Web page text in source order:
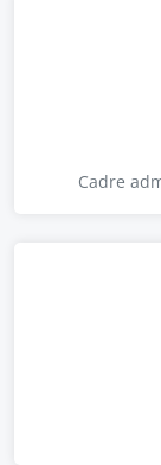
Cadre